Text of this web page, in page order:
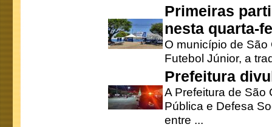
Primeiras
nesta quarta-
O município de
Futebol Júnior, a
Prefeitura
A Prefeitura de São
Pública e Defesa
entre ...